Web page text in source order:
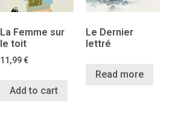
La Femme sur
le toit
11,99€
Add to cart
Le Dernier
lettré
Read more